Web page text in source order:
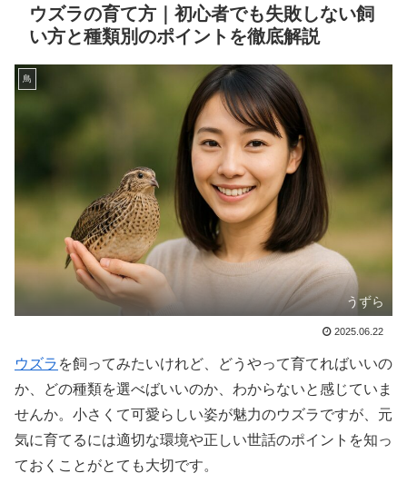
ウズラの育て方｜初心者でも失敗しない飼
い方と種類別のポイントを徹底解説
鳥
うずら
2025.06.22
ウズラ を飼ってみたいけれど、どうやって育てればいいの
か、どの種類を選べばいいのか、わからないと感じていま
せんか。小さくて可愛らしい姿が魅力のウズラですが、元
気に育てるには適切な環境や正しい世話のポイントを知っ
ておくことがとても大切です。